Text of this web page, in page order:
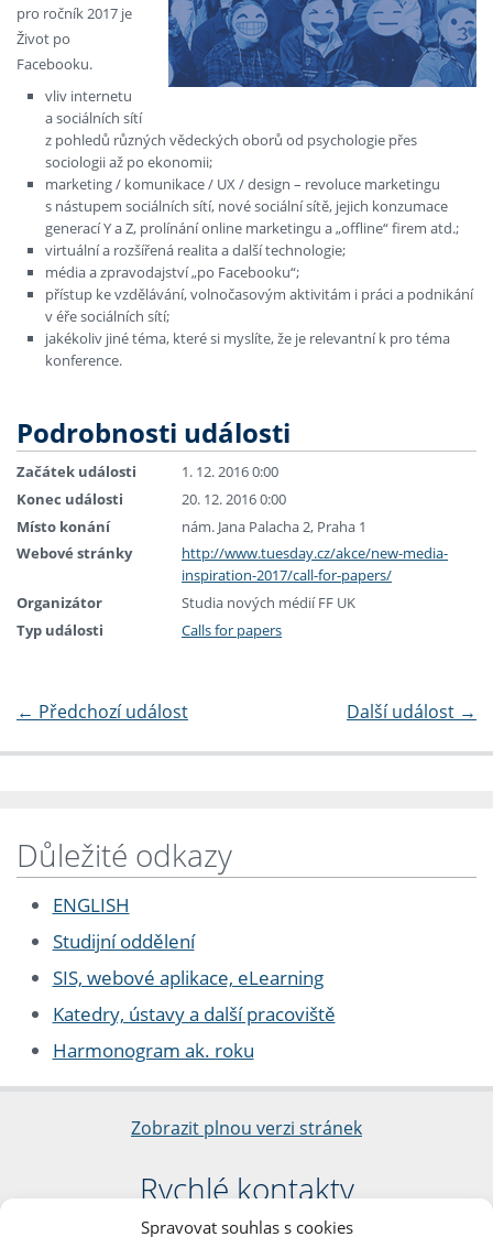
Spravovat souhlas s cookies
pro ročník 2017 je
Život po
Facebooku.
vliv internetu
a sociálních sítí
z pohledů různých vědeckých oborů od psychologie přes
sociologii až po ekonomii;
marketing / komunikace / UX / design – revoluce marketingu
s nástupem sociálních sítí, nové sociální sítě, jejich konzumace
generací Y a Z, prolínání online marketingu a „offline“ firem atd.;
virtuální a rozšířená realita a další technologie;
média a zpravodajství „po Facebooku“;
přístup ke vzdělávání, volnočasovým aktivitám i práci a podnikání
v éře sociálních sítí;
jakékoliv jiné téma, které si myslíte, že je relevantní k pro téma
konference.
Podrobnosti události
Začátek události
1. 12. 2016 0:00
Konec události
20. 12. 2016 0:00
Místo konání
nám. Jana Palacha 2, Praha 1
Webové stránky
http://www.tuesday.cz/akce/new-media-
inspiration-2017/call-for-papers/
Organizátor
Studia nových médií FF UK
Typ události
Calls for papers
← Předchozí událost Další událost →
Důležité odkazy
ENGLISH
Studijní oddělení
SIS, webové aplikace, eLearning
Katedry, ústavy a další pracoviště
Harmonogram ak. roku
Zobrazit plnou verzi stránek
Rychlé kontakty
Filozofická fakulta